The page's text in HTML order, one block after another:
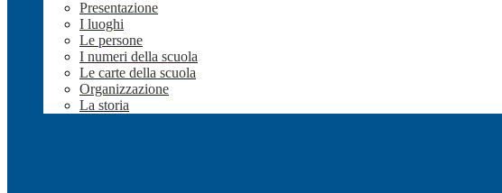
Presentazione
I luoghi
Le persone
I numeri della scuola
Le carte della scuola
Organizzazione
La storia